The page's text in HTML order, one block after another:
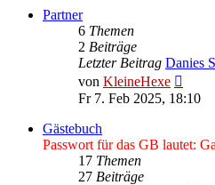
Partner
6 Themen
2 Beiträge
Letzter Beitrag Danies
von KleineHexe
Beitrag
Fr 7. Feb 2025, 18:10
Gästebuch
Passwort für das GB lautet:
17 Themen
27 Beiträge